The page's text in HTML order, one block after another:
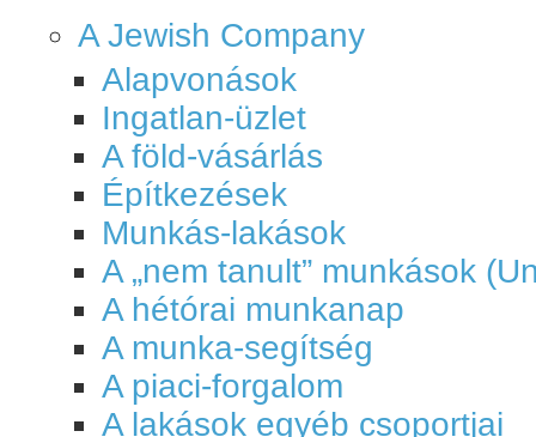
A Jewish Company
Alapvonások
Ingatlan-üzlet
A föld-vásárlás
Építkezések
Munkás-lakások
A „nem tanult” munkások
A hétórai munkanap
A munka-segítség
A piaci-forgalom
A lakások egyéb csoportjai